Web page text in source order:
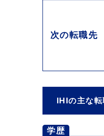
次の転職先
IHIの主な
学歴